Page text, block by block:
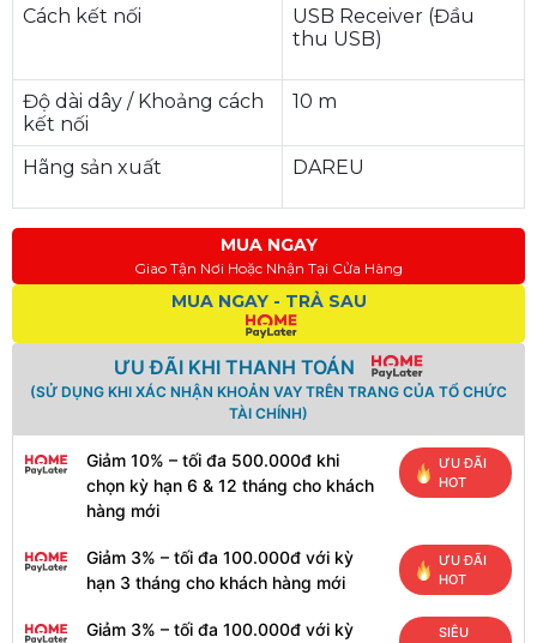
Cách kết nối
USB Receiver (Đầu
thu USB)
Độ dài dây / Khoảng cách
kết nối
10 m
Hãng sản xuất DAREU
MUA NGAY
Giao Tận Nơi Hoặc Nhận Tại Cửa Hàng
MUA NGAY - TRẢ SAU
ƯU ĐÃI KHI THANH TOÁN
(SỬ DỤNG KHI XÁC NHẬN KHOẢN VAY TRÊN TRANG CỦA TỔ CHỨC
TÀI CHÍNH)
Giảm 10% – tối đa 500.000đ khi
chọn kỳ hạn 6 & 12 tháng cho khách
hàng mới
ƯU ĐÃI
HOT
Giảm 3% – tối đa 100.000đ với kỳ
hạn 3 tháng cho khách hàng mới
ƯU ĐÃI
HOT
Giảm 3% – tối đa 100.000đ với kỳ
SIÊU